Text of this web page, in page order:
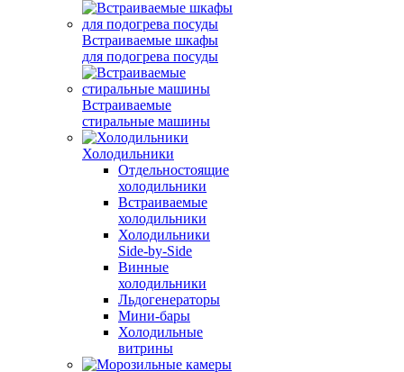
Встраиваемые шкафы
для подогрева посуды
Встраиваемые
стиральные машины
Холодильники
Отдельностоящие
холодильники
Встраиваемые
холодильники
Холодильники
Side-by-Side
Винные
холодильники
Льдогенераторы
Мини-бары
Холодильные
витрины